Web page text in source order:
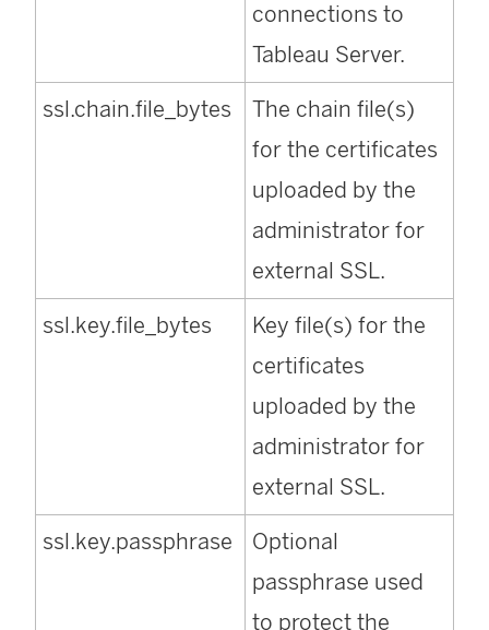
connections to
Tableau Server.
ssl.chain.file_bytes
The chain file(s)
for the certificates
uploaded by the
administrator for
external SSL.
ssl.key.file_bytes
Key file(s) for the
certificates
uploaded by the
administrator for
external SSL.
ssl.key.passphrase
Optional
passphrase used
to protect the